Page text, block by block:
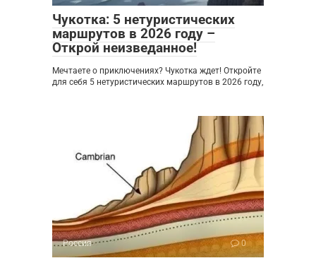
Чукотка: 5 нетуристических
маршрутов в 2026 году –
Открой неизведанное!
Мечтаете о приключениях? Чукотка ждет! Откройте
для себя 5 нетуристических маршрутов в 2026 году,
Россия 0